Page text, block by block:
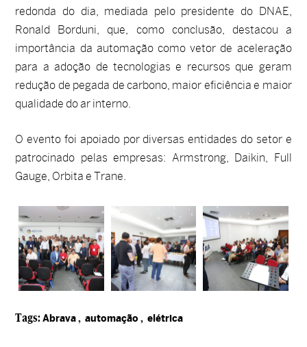
redonda do dia, mediada pelo presidente do DNAE,
Ronald Borduni, que, como conclusão, destacou a
importância da automação como vetor de aceleração
para a adoção de tecnologias e recursos que geram
redução de pegada de carbono, maior eficiência e maior
qualidade do ar interno.
O evento foi apoiado por diversas entidades do setor e
patrocinado pelas empresas: Armstrong, Daikin, Full
Gauge, Orbita e Trane.
Tags: Abrava , automação , elétrica